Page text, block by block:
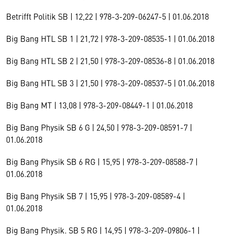
Betrifft Politik SB | 12,22 | 978-3-209-06247-5 | 01.06.2018
Big Bang HTL SB 1 | 21,72 | 978-3-209-08535-1 | 01.06.2018
Big Bang HTL SB 2 | 21,50 | 978-3-209-08536-8 | 01.06.2018
Big Bang HTL SB 3 | 21,50 | 978-3-209-08537-5 | 01.06.2018
Big Bang MT | 13,08 | 978-3-209-08449-1 | 01.06.2018
Big Bang Physik SB 6 G | 24,50 | 978-3-209-08591-7 |
01.06.2018
Big Bang Physik SB 6 RG | 15,95 | 978-3-209-08588-7 |
01.06.2018
Big Bang Physik SB 7 | 15,95 | 978-3-209-08589-4 |
01.06.2018
Big Bang Physik. SB 5 RG | 14,95 | 978-3-209-09806-1 |